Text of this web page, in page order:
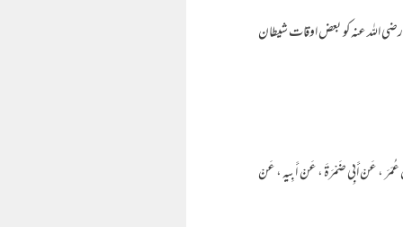
اللہ عنہ کو بعض اوقات شیطان
عُمَرَ ، عَنْ أَبِي ضَمْرَةَ ، عَنْ أَبِيهِ ، عَنْ